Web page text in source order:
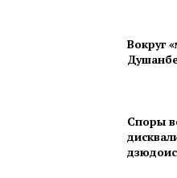
Вокруг
Споры